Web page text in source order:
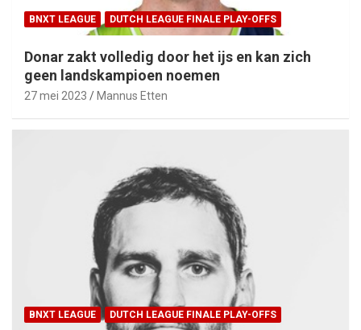
BNXT LEAGUE DUTCH LEAGUE FINALE PLAY-OFFS
Donar zakt volledig door het ijs en kan zich
geen landskampioen noemen
27 mei 2023 Mannus Etten
BNXT LEAGUE DUTCH LEAGUE FINALE PLAY-OFFS